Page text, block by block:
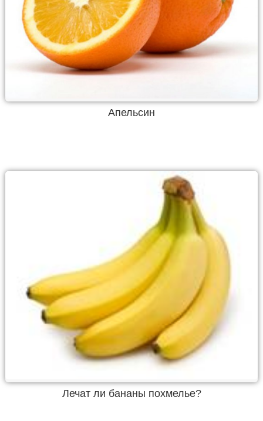
Апельсин
Лечат ли бананы похмелье?